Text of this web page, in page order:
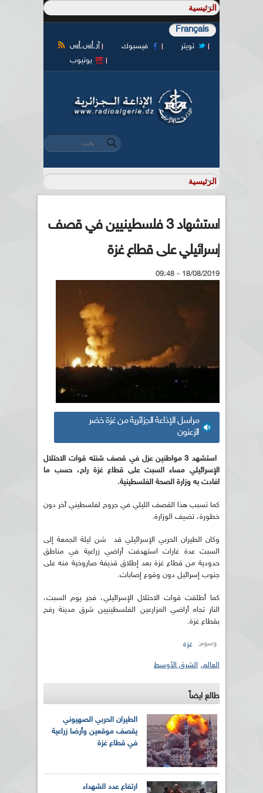
Français
آر أس أس فيسبوك
تويتر
يوتيوب
استمارة البحث
‏بحث ‏
استشهاد 3 فلسطينيين في قصف
إسرائيلي على قطاع غزة
18/08/2019 - 09:48
مراسل الإذاعة الجزائرية من غزة خضر
الزعنون
استشهد 3 مواطنين عزل في قصف شنته قوات الاحتلال
الإسرائيلي مساء السبت على قطاع غزة راح، حسب ما
افادت به وزارة الصحة الفلسطينية.
كما تسبب هذا القصف الليلي في جروح لفلسطيني آخر دون
خطورة، تضيف الوزارة.
وكان الطيران الحربي الإسرائيلي قد شن ليلة الجمعة إلى
السبت عدة غارات استهدفت أراضي زراعية في مناطق
حدودية من قطاع غزة بعد إطلاق قذيفة صاروخية منه على
جنوب إسرائيل دون وقوع إصابات.
كما أطلقت قوات الاحتلال الإسرائيلي، فجر يوم السبت،
النار تجاه أراضي المزارعين الفلسطينيين شرق مدينة رفح
بقطاع غزة.
وسوم: غزة
العالم, الشرق الأوسط
طالع ايضاً
الطيران الحربي الصهيوني
يقصف موقعين وأرضا زراعية
في قطاع غزة
ارتفاع عدد الشهداء